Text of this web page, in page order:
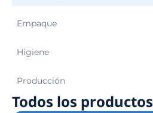
Empaque
Higiene
Producción
Todos los productos